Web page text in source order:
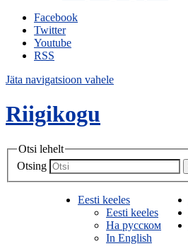
Facebook
Twitter
Youtube
RSS
Jäta navigatsioon vahele
Riigikogu
Otsi lehelt
Otsing
Eesti keeles
Eesti keeles
На русском
In English